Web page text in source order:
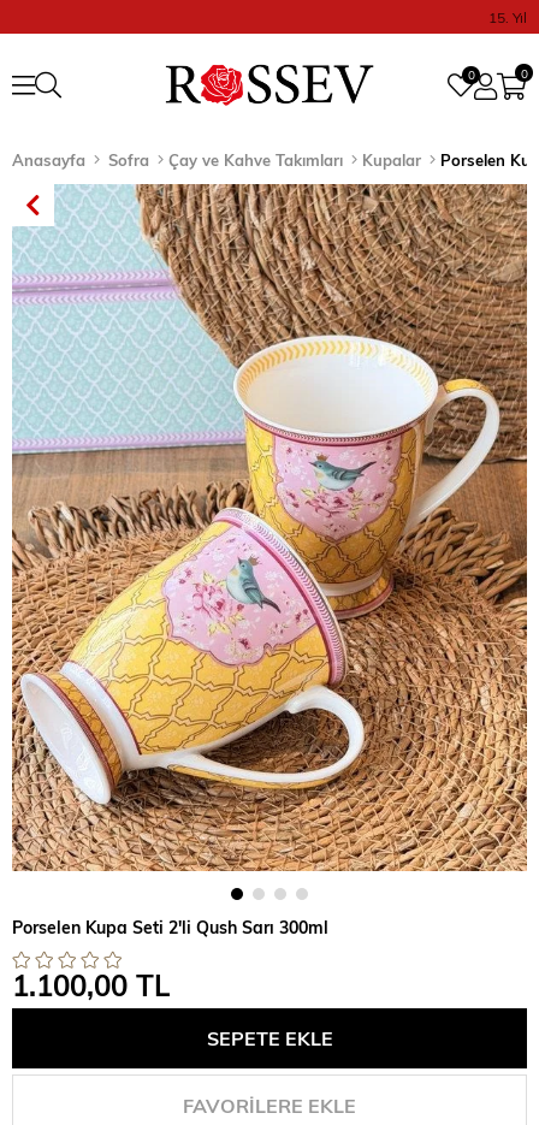
15. Yıl
0
0
Anasayfa Sofra Çay ve Kahve Takımları Kupalar Porselen
Porselen Kupa Seti 2'li Qush Sarı 300ml
1.100,00 TL
FAVORILERE EKLE